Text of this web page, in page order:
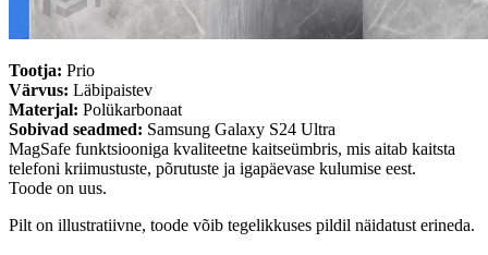
Tootja: Prio
Värvus: Läbipaistev
Materjal: Polükarbonaat
Sobivad seadmed: Samsung Galaxy S24 Ultra
MagSafe funktsiooniga kvaliteetne kaitseümbris, mis aitab kaitsta
telefoni kriimustuste, põrutuste ja igapäevase kulumise eest.
Toode on uus.
Pilt on illustratiivne, toode võib tegelikkuses pildil näidatust erineda.